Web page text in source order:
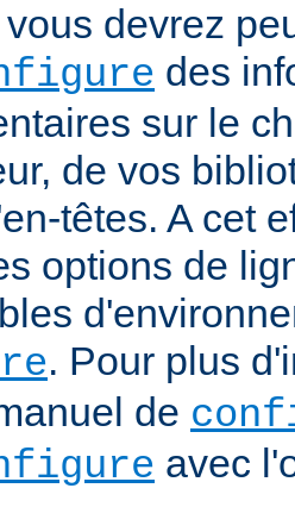
devrez
des
sur le
de vos
têtes. A cet
options de
. Pour plus
de
avec